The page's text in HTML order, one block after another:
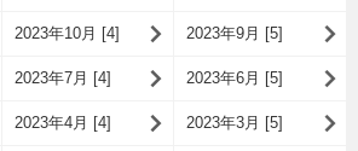
2023年10月 [4] 2023年9月 [5]
2023年7月 [4] 2023年6月 [5]
2023年4月 [4] 2023年3月 [5]